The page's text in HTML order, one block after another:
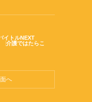
イトルNEXT
介護ではたらこ
へ